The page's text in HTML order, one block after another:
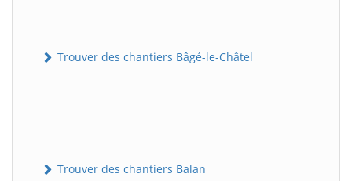
Trouver des chantiers Bâgé-le-Châtel
Trouver des chantiers Balan